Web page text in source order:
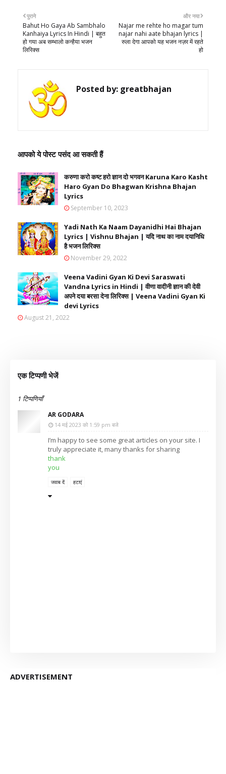
और नया
Najar me rehte ho magar tum
najar nahi aate bhajan lyrics |
रुला देगा आपको यह भजन नज़र में रहते
हो
पुराने
Bahut Ho Gaya Ab Sambhalo
Kanhaiya Lyrics In Hindi | बहुत
हो गया अब सम्भालो कन्हैया भजन
लिरिक्स
Posted by: greatbhajan
आपको ये पोस्ट पसंद आ सकती हैं
करुणा करो कष्ट हरो ज्ञान दो भगवन Karuna Karo Kasht
Haro Gyan Do Bhagwan Krishna Bhajan
Lyrics
September 10, 2023
Yadi Nath Ka Naam Dayanidhi Hai Bhajan
Lyrics | Vishnu Bhajan | यदि नाथ का नाम दयानिधि
है भजन लिरिक्स
November 29, 2022
Veena Vadini Gyan Ki Devi Saraswati
Vandna Lyrics in Hindi | वीणा वादीनी ज्ञान की देवी
अपने दया बरसा देना लिरिक्स | Veena Vadini Gyan Ki
devi Lyrics
August 21, 2022
एक टिप्पणी भेजें
1 टिप्पणियाँ
AR GODARA
14 मई 2023 को 1:59 pm बजे
I’m happy to see some great articles on your site. I
truly appreciate it, many thanks for sharing
thank
you
जवाब दें हटाएं
ADVERTISEMENT